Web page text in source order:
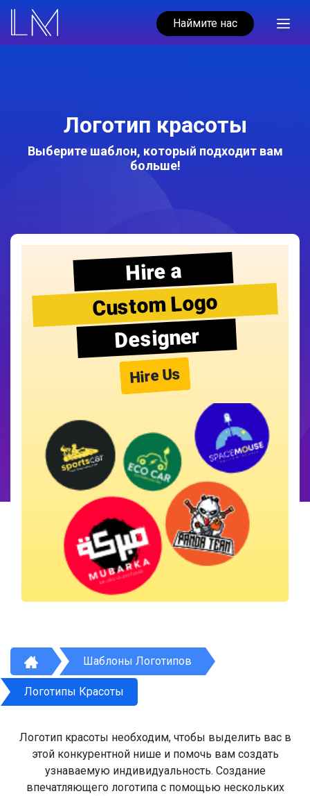
Наймите нас
Логотип красоты
Выберите шаблон, который подходит вам
больше!
Hire a
Custom Logo
Designer
Hire Us
Шаблоны Логотипов
Логотипы Красоты
Логотип красоты необходим, чтобы выделить вас в
этой конкурентной нише и помочь вам создать
узнаваемую индивидуальность. Создание
впечатляющего логотипа с помощью нескольких